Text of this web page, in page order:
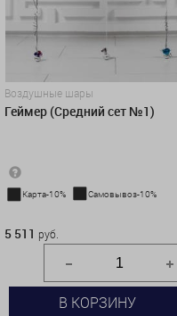
Воздушные шары
Геймер (Средний сет №1)
Карта-10% Самовывоз-10%
5 511 руб.
В КОРЗИНУ